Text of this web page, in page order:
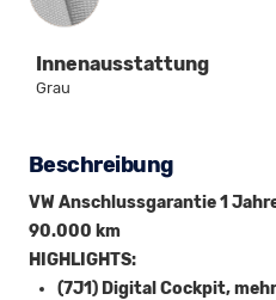
Innenausstattung
Grau
Beschreibung
VW Anschlussgarantie 1
90.000 km
HIGHLIGHTS:
(7J1) Digital Cockpit,